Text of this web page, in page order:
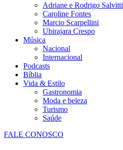
Adriane e Rodrigo Salvitti
Caroline Fontes
Marcio Scarpellini
Ubirajara Crespo
Música
Nacional
Internacional
Podcasts
Bíblia
Vida & Estilo
Gastronomia
Moda e beleza
Turismo
Saúde
FALE CONOSCO